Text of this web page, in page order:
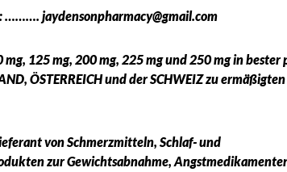
jaydensonpharmacy@gmail.com
125 mg, 200 mg, 225 mg und 250 mg in bester
ÖSTERREICH und der SCHWEIZ zu
von Schmerzmitteln, Schlaf- und
zur Gewichtsabnahme,